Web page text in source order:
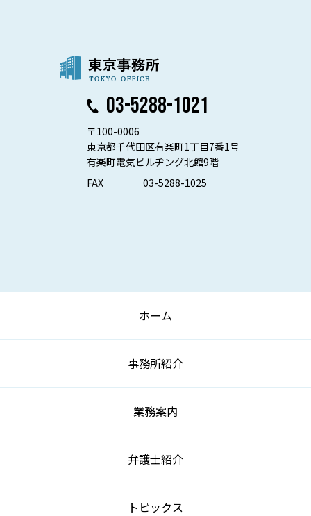
03-5288-1021
〒100-0006
東京都千代田区有楽町1丁目7番1号
有楽町電気ビルヂング北館9階
FAX
03-5288-1025
ホーム
事務所紹介
業務案内
弁護士紹介
トピックス